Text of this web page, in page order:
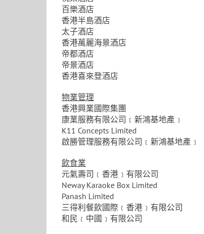
百樂酒店
香港半島酒店
太子酒店
香港萬麗海景酒店
帝都酒店
帝景酒店
香港喜來登酒店
物業管理
香港興業國際集團
康業服務有限公司﹝新鴻基地產﹞
K11 Concepts Limited
啟勝管理服務有限公司﹝新鴻基地產﹞
飲食業
元氣壽司﹝香港﹞有限公司
Neway Karaoke Box Limited
Panash Limited
三得利餐飲國際﹝香港﹞有限公司
和民﹝中國﹞有限公司